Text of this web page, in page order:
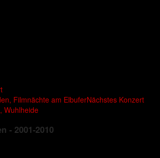
Filmnächte am ElbuferNächstes Konzert
Wuhlheide
- 2001-2010